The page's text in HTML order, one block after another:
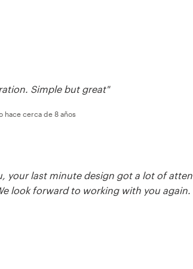
Simple but great"
hace cerca de 8 años
your last minute design got a lot of
look forward to working with you again.